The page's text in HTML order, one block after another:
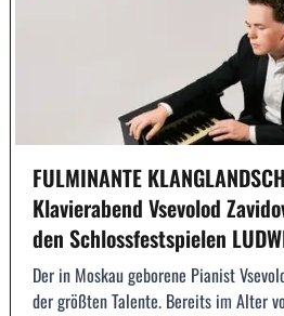
FULMINANTE
Klavierabend Vsevolod
den Schlossfestspielen
Der in Moskau geborene Pianist
der größten Talente. Bereits im Alter